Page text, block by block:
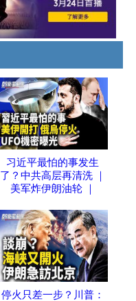
习近平最怕的事发生
了？中共高层再清洗 ｜
美军炸伊朗油轮 ｜
停火只差一步？川普：